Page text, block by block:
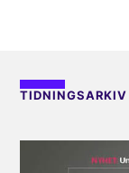
TIDNINGSARKIV